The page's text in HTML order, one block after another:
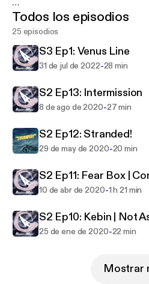
Like what you hear?
to our operation by making a
https://ko-fi.com/
Todos los episodios
25 episodios
S3 Ep1: Venus Line
31 de jul de 2022-28 min
S2 Ep13: Intermission
8 de ago de 2020-27 min
S2 Ep12: Stranded!
29 de may de 2020-20 min
S2 Ep11: Fear Box |
10 de abr de 2020-1 h 21 min
S2 Ep10: Kebin | Not
25 de ene de 2020-22 min
Mostrar